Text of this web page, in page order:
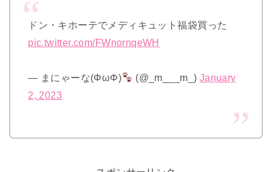
ドン・キホーテでメディキュット福袋買った
pic.twitter.com/FWnornqeWH
— まにゃーな(ΦωΦ) (@_m___m_) January
2, 2023